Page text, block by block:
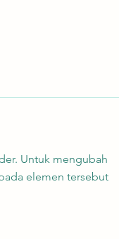
Untuk mengubah
elemen tersebut